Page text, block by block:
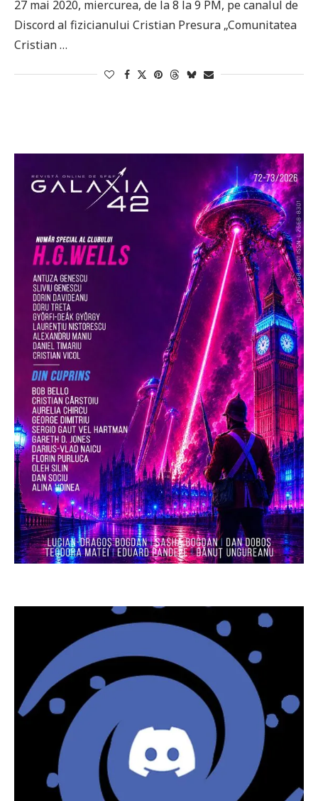
27 mai 2020, miercurea, de la 8 la 9 PM, pe canalul de
Discord al fizicianului Cristian Presura „Comunitatea
Cristian …